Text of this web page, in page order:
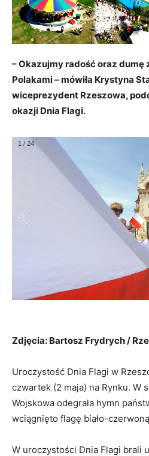
– Okazujmy radość oraz dumę
Polakami – mówiła Krystyna
wiceprezydent Rzeszowa,
okazji Dnia Flagi.
1 / 24
Zdjęcia: Bartosz Frydrych /
Uroczystość Dnia Flagi w
czwartek (2 maja) na Rynku. W
Wojskowa odegrała hymn
wciągnięto flagę biało-
W uroczystości Dnia Flagi brali